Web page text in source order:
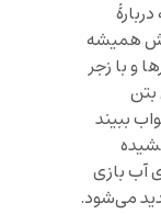
همیشه
و با زجر
ببیند
آب بازی
می‌شود.